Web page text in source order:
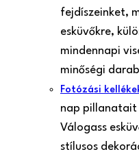
fejdíszeinket,
esküvőkre,
mindennapi
minőségi
Fotózási
nap pillanatait
Válogass
stílusos